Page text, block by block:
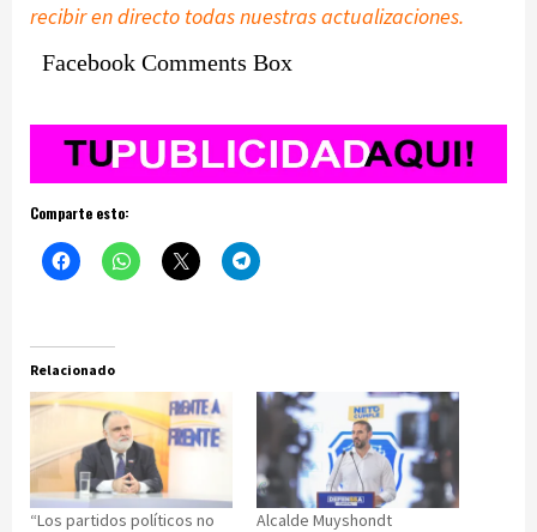
recibir en directo todas nuestras actualizaciones.
Facebook Comments Box
Comparte esto:
Relacionado
“Los partidos políticos no
Alcalde Muyshondt